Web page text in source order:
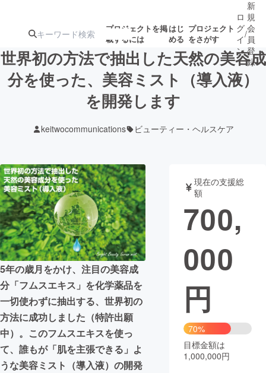
プロジェクトを掲
載するには
はじ
める
プロジェクト
をさがす
注目の新着プロ
ジェクト
募集終了が近いプ
ロジェクト
テクノロジー・ガジェット
映像・映画 書籍・雑誌
ビジネス・起業 チャレンジ
まちづくり・地域活性化
CAMPFIRE for Social Good
CAMPFIRE Creation
CAMPFIREふるさと納税 machi-ya コミュニティ
ロ
グ
イ
ン
/
新
規
会
員
登
録
世界初の方法で抽出した天然の美容成
分を使った、美容ミスト（導入液）
を開発します
keitwocommunications ビューティー・ヘルスケア
5年の歳月をかけ、注目の美容成
分「フムスエキス」を化学薬品を
一切使わずに抽出する、世界初の
方法に成功しました（特許出願
中）。このフムスエキスを使っ
て、誰もが「肌を主張できる」よ
うな美容ミスト（導入液）の開発
現在の支援総
額
700,
000
円
70%
目標金額は
1,000,000円